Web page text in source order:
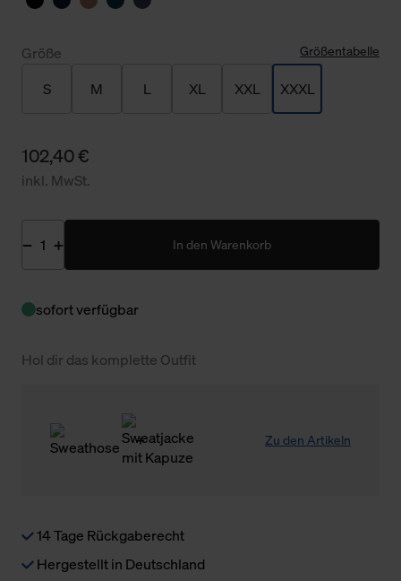
Größe Größentabelle
S M L XL XXL XXXL
102,40 €
inkl. MwSt.
In den Warenkorb
sofort verfügbar
Hol dir das komplette Outfit
Zu den Artikeln
14 Tage Rückgaberecht
Hergestellt in Deutschland